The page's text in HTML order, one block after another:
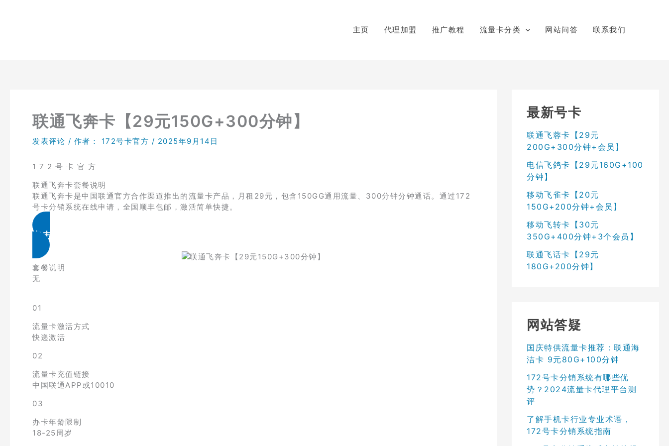
主页 代理加盟 推广教程 流量卡分类 网站问答 联系我们
联通飞奔卡【29元150G+300分钟】
发表评论 / 作者： 172号卡官方 / 2025年9月14日
1 7 2 号 卡 官 方
联通飞奔卡套餐说明
联通飞奔卡是中国联通官方合作渠道推出的流量卡产品，月租29元，包含150GG通用流量、300分钟分钟通话。通过172
号卡分销系统在线申请，全国顺丰包邮，激活简单快捷。
点击免费领取
套餐说明
无
01
流量卡激活方式
快递激活
02
流量卡充值链接
中国联通APP或10010
03
办卡年龄限制
18-25周岁
最新号卡
联通飞蓉卡【29元
200G+300分钟+会员】
电信飞鸽卡【29元160G+100
分钟】
移动飞雀卡【20元
150G+200分钟+会员】
移动飞转卡【30元
350G+400分钟+3个会员】
联通飞话卡【29元
180G+200分钟】
网站答疑
国庆特供流量卡推荐：联通海
洁卡 9元80G+100分钟
172号卡分销系统有哪些优
势？2024流量卡代理平台测
评
了解手机卡行业专业术语，
172号卡分销系统指南